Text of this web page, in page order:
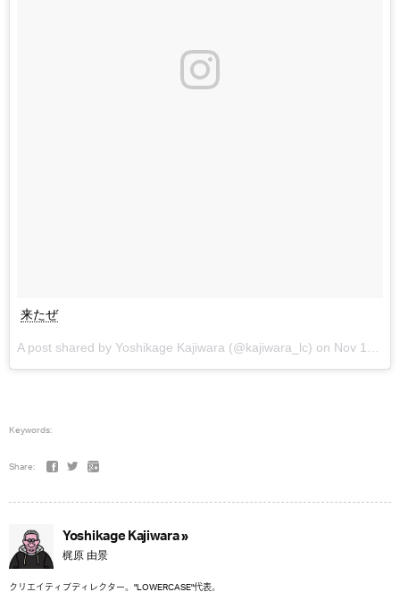
来たぜ
A post shared by Yoshikage Kajiwara (@kajiwara_lc) on Nov 17, 2017 at 10:27am PST
Keywords:
Share:
Yoshikage Kajiwara »
梶原 由景
クリエイティブディレクター。"LOWERCASE"代表。